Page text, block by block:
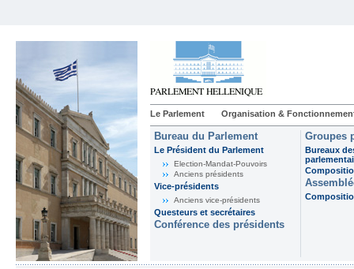
Le Parlement Organisation &
Bureau du Parlement
Le Président du Parlement
Election-Mandat-Pouvoirs
Anciens présidents
Vice-présidents
Anciens vice-présidents
Questeurs et secrétaires
Conférence des présidents
Groupes
Bureaux